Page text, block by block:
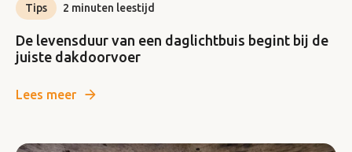
Tips 2 minuten leestijd
De levensduur van een daglichtbuis begint bij de
juiste dakdoorvoer
Lees meer